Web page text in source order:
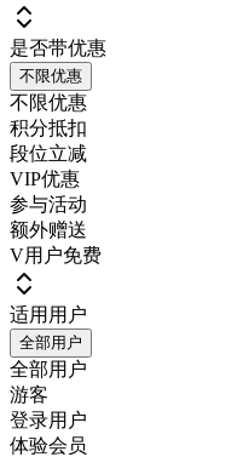
是否带优惠
不限优惠
不限优惠
积分抵扣
段位立减
VIP优惠
参与活动
额外赠送
V用户免费
适用用户
全部用户
全部用户
游客
登录用户
体验会员